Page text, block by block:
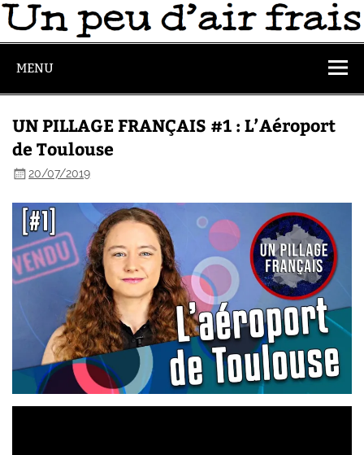
MENU
UN PILLAGE FRANÇAIS #1 : L’Aéroport
de Toulouse
20/07/2019